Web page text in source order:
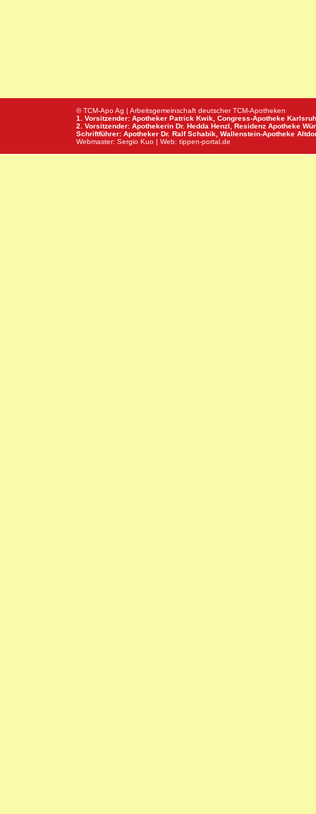
© TCM-Apo Ag | Arbeitsgemeinschaft deutscher TCM-Apotheken
1. Vorsitzender: Apotheker Patrick Kwik, Congress-Apotheke
2. Vorsitzender: Apothekerin Dr. Hedda Henzl, Residenz Apotheke
Schriftführer: Apotheker Dr. Ralf Schabik, Wallenstein-Apotheke
Webmaster: Sergio Kuo | Web: tippen-portal.de